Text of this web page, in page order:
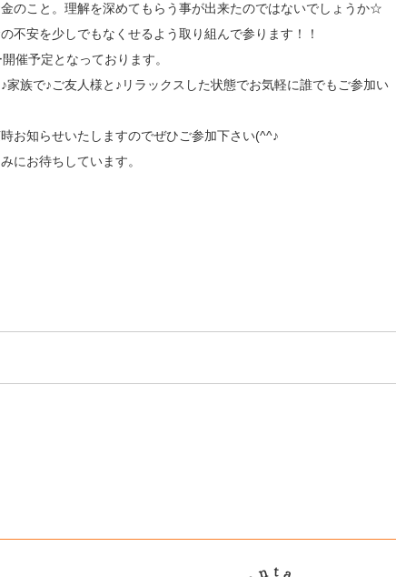
のこと。理解を深めてもらう事が出来たのではないでしょうか☆
不安を少しでもなくせるよう取り組んで参ります！！
催予定となっております。
家族で♪ご友人様と♪リラックスした状態でお気軽に誰でもご参加い
お知らせいたしますのでぜひご参加下さい(^^♪
にお待ちしています。